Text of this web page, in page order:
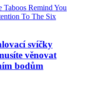
svíčky
věnovat
bodům